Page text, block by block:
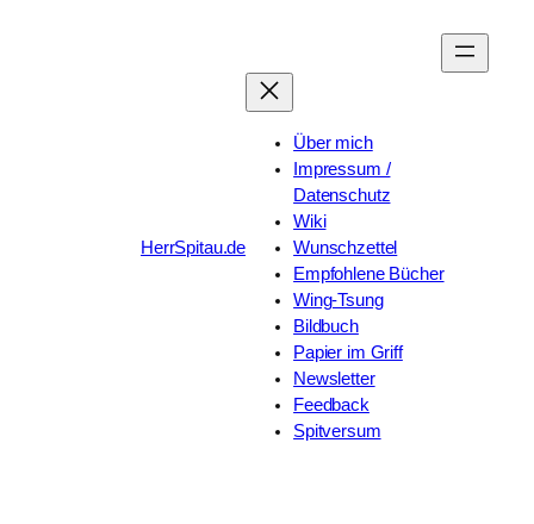
HerrSpitau.de
Über mich
Impressum /
Datenschutz
Wiki
Wunschzettel
Empfohlene Bücher
Wing-Tsung
Bildbuch
Papier im Griff
Newsletter
Feedback
Spitversum